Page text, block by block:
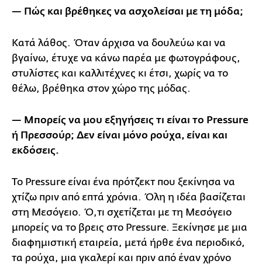
— Πώς και βρέθηκες να ασχολείσαι με τη μόδα;
Κατά λάθος. Όταν άρχισα να δουλεύω και να
βγαίνω, έτυχε να κάνω παρέα με φωτογράφους,
στυλίστες και καλλιτέχνες κι έτσι, χωρίς να το
θέλω, βρέθηκα στον χώρο της μόδας.
— Μπορείς να μου εξηγήσεις τι είναι το Pressure
ή Πρεσσούρ; Δεν είναι μόνο ρούχα, είναι και
εκδόσεις.
Το Pressure είναι ένα πρότζεκτ που ξεκίνησα να
χτίζω πριν από επτά χρόνια. Όλη η ιδέα βασίζεται
στη Μεσόγειο. Ό,τι σχετίζεται με τη Μεσόγειο
μπορείς να το βρεις στο Pressure. Ξεκίνησε με μια
διαφημιστική εταιρεία, μετά ήρθε ένα περιοδικό,
τα ρούχα, μια γκαλερί και πριν από έναν χρόνο